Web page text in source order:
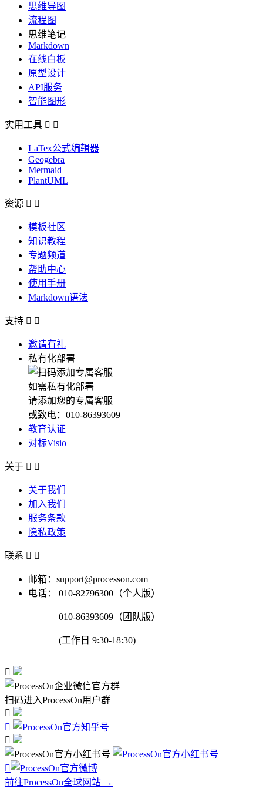
思维导图
流程图
思维笔记
Markdown
在线白板
原型设计
API服务
智能图形
实用工具  
LaTex公式编辑器
Geogebra
Mermaid
PlantUML
资源  
模板社区
知识教程
专题频道
帮助中心
使用手册
Markdown语法
支持  
邀请有礼
私有化部署
如需私有化部署
请添加您的专属客服
或致电：010-86393609
教育认证
对标Visio
关于  
关于我们
加入我们
服务条款
隐私政策
联系  
邮箱：support@processon.com
电话：
010-82796300（个人版）
010-86393609（团队版）
(工作日 9:30-18:30)

扫码进入ProcessOn用户群




前往ProcessOn全球网站 →